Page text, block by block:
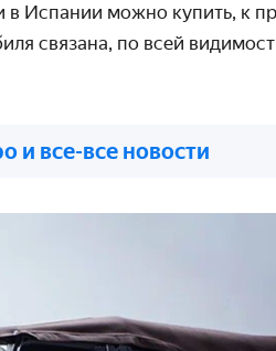
в Испании можно купить, к
связана, по всей
и все-все новости